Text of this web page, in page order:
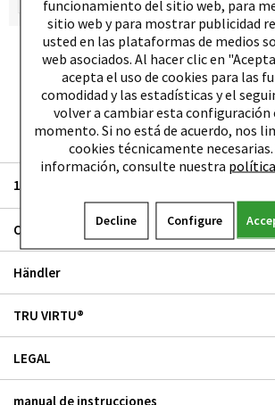
Cargar artículos anteriores
10% de descuento - suscríbase al boletín de
Outlet
Händler
TRU VIRTU®
LEGAL
manual de instrucciones
funcionamiento del sitio web, para
sitio web y para mostrar publicidad
usted en las plataformas de medios
web asociados. Al hacer clic en
acepta el uso de cookies para las
comodidad y las estadísticas y el
volver a cambiar esta configuración
momento. Si no está de acuerdo, nos
cookies técnicamente necesarias.
información, consulte nuestra
Decline Configure